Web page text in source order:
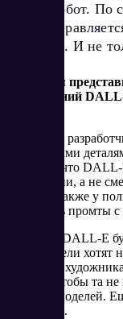
свой чат-бот. По
лучше
картинке. И не
Компания
изображений
По словам
со сложными
обещают, что
инструкции, а не
запроса. Также у
составлять промты
При этом DALL-E
пользователи
живущего
OpenAI, чтобы та
будущих моделей.
личностей.